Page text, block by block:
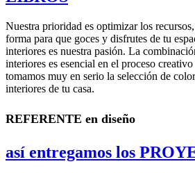
Nuestra prioridad es optimizar los
forma para que goces y disfrutes de tu
interiores es nuestra pasión. La
interiores es esencial en el proceso
tomamos muy en serio la selección de
interiores de tu casa.
REFERENTE en diseño
así entregamos los